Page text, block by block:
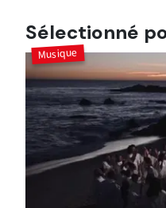
Sélectionné
Musique